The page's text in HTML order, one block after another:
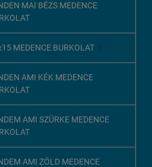
MAI BÉZS MEDENCE
MEDENCE BURKOLAT 
AMI KÉK MEDENCE
AMI SZÜRKE MEDENCE
AMI ZÖLD MEDENCE